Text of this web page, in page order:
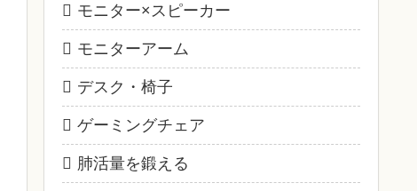
モニター×スピーカー
モニターアーム
デスク・椅子
ゲーミングチェア
肺活量を鍛える